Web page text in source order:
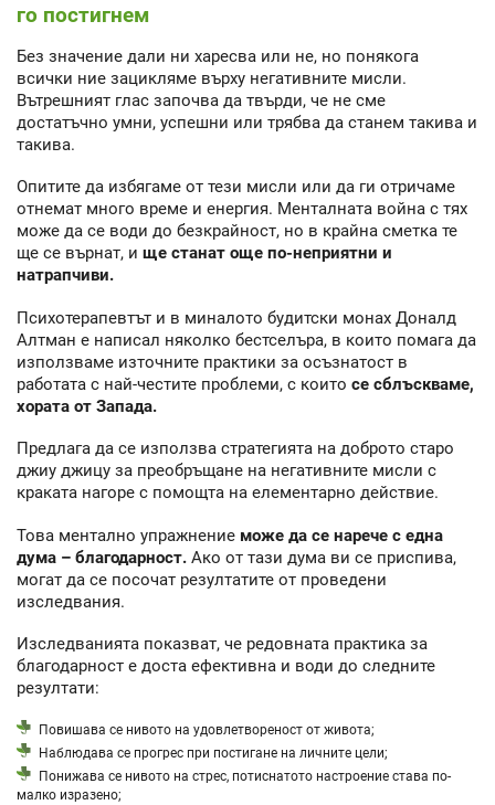
го постигнем
Без значение дали ни харесва или не, но понякога
всички ние зацикляме върху негативните мисли.
Вътрешният глас започва да твърди, че не сме
достатъчно умни, успешни или трябва да станем такива и
такива.
Опитите да избягаме от тези мисли или да ги отричаме
отнемат много време и енергия. Менталната война с тях
може да се води до безкрайност, но в крайна сметка те
ще се върнат, и ще станат още по-неприятни и
натрапчиви.
Психотерапевтът и в миналото будитски монах Доналд
Алтман е написал няколко бестселъра, в които помага да
използваме източните практики за осъзнатост в
работата с най-честите проблеми, с които се сблъскваме,
хората от Запада.
Предлага да се използва стратегията на доброто старо
джиу джицу за преобръщане на негативните мисли с
краката нагоре с помощта на елементарно действие.
Това ментално упражнение може да се нарече с една
дума – благодарност. Ако от тази дума ви се приспива,
могат да се посочат резултатите от проведени
изследвания.
Изследванията показват, че редовната практика за
благодарност е доста ефективна и води до следните
резултати:
Повишава се нивото на удовлетвореност от живота;
Наблюдава се прогрес при постигане на личните цели;
Понижава се нивото на стрес, потиснатото настроение става по-
малко изразено;